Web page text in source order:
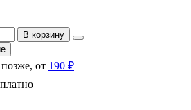
В корзину
от 190 ₽